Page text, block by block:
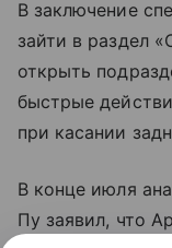
В заключение
зайти в раздел
открыть
быстрые
при касании
В конце июля
Пу заявил, что